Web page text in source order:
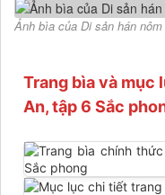
Ảnh bìa của Di sản hán
Trang bìa và mục
An, tập 6 Sắc